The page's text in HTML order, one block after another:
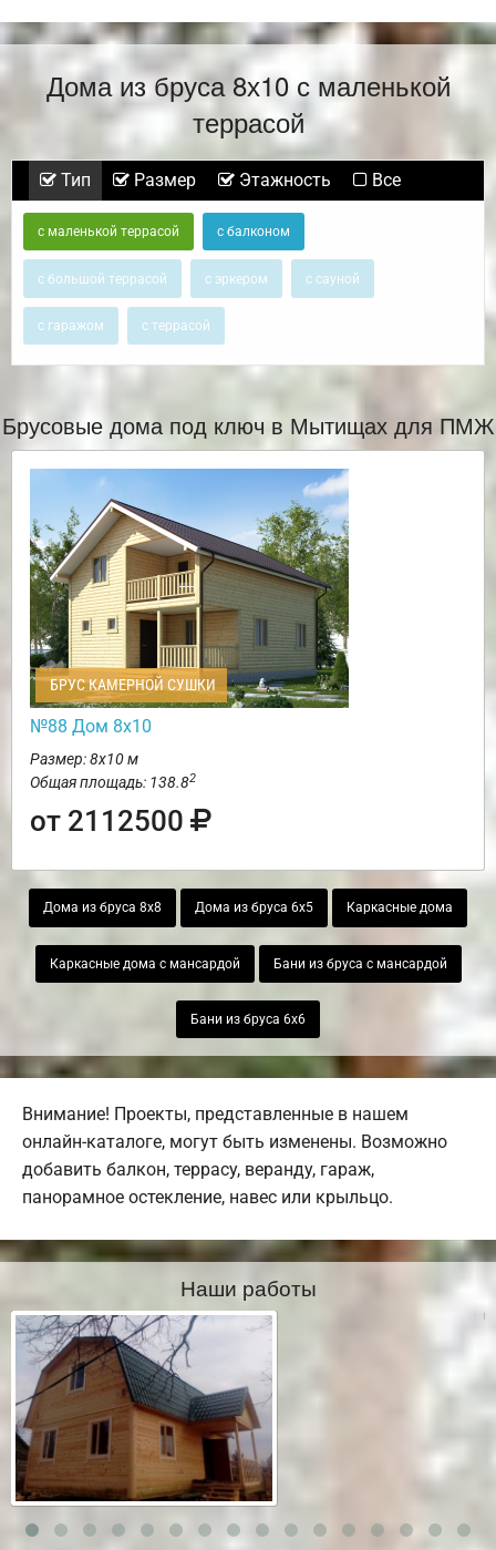
Дома из бруса 8х10 с маленькой
террасой
Тип Размер Этажность Все
с маленькой террасой с балконом
с большой террасой с эркером с сауной
с гаражом с террасой
Брусовые дома под ключ в Мытищах для ПМЖ
БРУС КАМЕРНОЙ СУШКИ
№88 Дом 8х10
Размер: 8х10 м
Общая площадь: 138.82
от 2112500
Дома из бруса 8х8 Дома из бруса 6х5 Каркасные дома
Каркасные дома с мансардой Бани из бруса с мансардой
Бани из бруса 6х6
Внимание! Проекты, представленные в нашем
онлайн-каталоге, могут быть изменены. Возможно
добавить балкон, террасу, веранду, гараж,
панорамное остекление, навес или крыльцо.
Наши работы